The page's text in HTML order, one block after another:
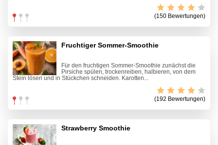
(150 Bewertungen)
Fruchtiger Sommer-Smoothie
Für den fruchtigen Sommer-Smoothie zunächst die
Pirsiche spülen, trockenreiben, halbieren, von dem
Stein lösen und in Stückchen schneiden. Karotten...
(192 Bewertungen)
Strawberry Smoothie